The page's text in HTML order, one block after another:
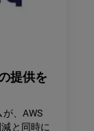
提供を
、AWS
と同時に